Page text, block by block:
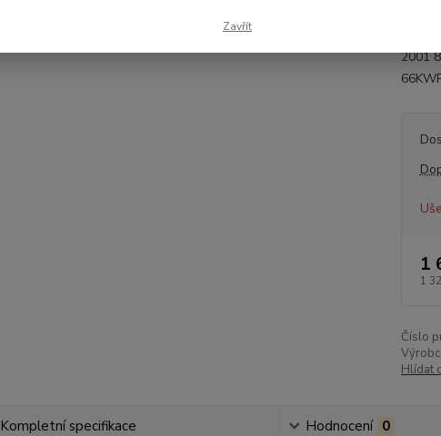
2001
2001
1
1
Číslo
Hlídat
Kompletní specifikace Hodnocení 0
Zavřít